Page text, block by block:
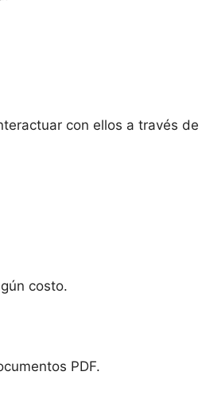
con ellos a través
costo.
PDF.